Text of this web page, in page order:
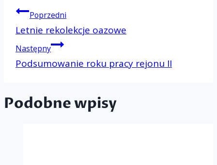
wpisu
Poprzedni
Letnie rekolekcje oazowe
Następny
Podsumowanie roku pracy rejonu II
Podobne wpisy